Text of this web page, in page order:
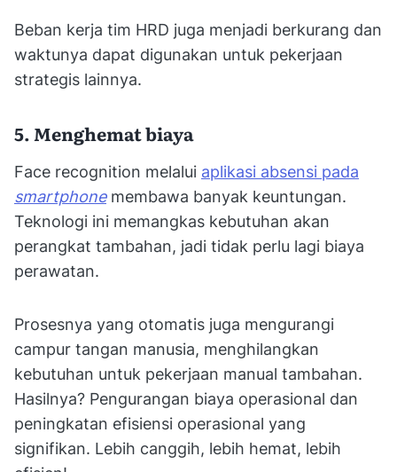
Beban kerja tim HRD juga menjadi berkurang dan
waktunya dapat digunakan untuk pekerjaan
strategis lainnya.
5. Menghemat biaya
Face recognition melalui aplikasi absensi pada
smartphonemembawa banyak keuntungan.
Teknologi ini memangkas kebutuhan akan
perangkat tambahan, jadi tidak perlu lagi biaya
perawatan.
Prosesnya yang otomatis juga mengurangi
campur tangan manusia, menghilangkan
kebutuhan untuk pekerjaan manual tambahan.
Hasilnya? Pengurangan biaya operasional dan
peningkatan efisiensi operasional yang
signifikan. Lebih canggih, lebih hemat, lebih